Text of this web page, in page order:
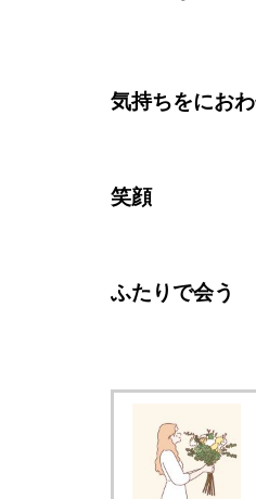
気持ちをにお
笑顔
ふたりで会う